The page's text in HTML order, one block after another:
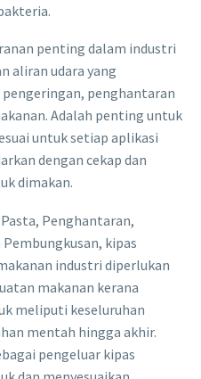
penting dalam industri
aliran udara yang
penghantaran
Adalah penting untuk
untuk setiap aplikasi
dengan cekap dan
dimakan.
Penghantaran,
kipas
industri diperlukan
makanan kerana
meliputi keseluruhan
mentah hingga akhir.
pengeluar kipas